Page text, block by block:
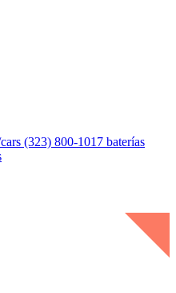
(323) 800-1017 baterías